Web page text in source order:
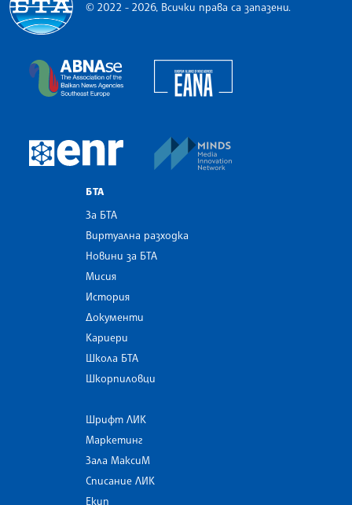
© 2022 - 2026, Всички права са запазени.
The Assocoation of the Balkan News Agencies
European Newsroom
БТА
За БТА
Виртуална разходка
Новини за БТА
Мисия
История
Документи
Кариери
Школа БТА
Шкорпиловци
Шрифт ЛИК
Маркетинг
Зала МаксиМ
Списание ЛИК
Екип